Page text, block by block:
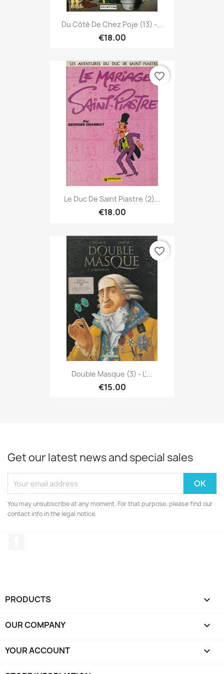
Du Côté De Chez Poje (13) -...
€18.00
Le Duc De Saint Piastre (2)...
€18.00
favorite_border
Double Masque (3) - L'...
€15.00
favorite_border
Get our latest news and special sales
You may unsubscribe at any moment. For that purpose, please find our
contact info in the legal notice.
PRODUCTS 
OUR COMPANY 
YOUR ACCOUNT 